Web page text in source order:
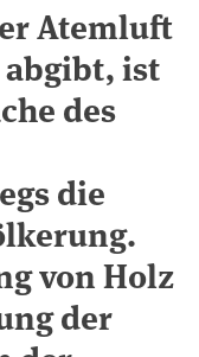
Atemluft
ist
des
die
von Holz
der